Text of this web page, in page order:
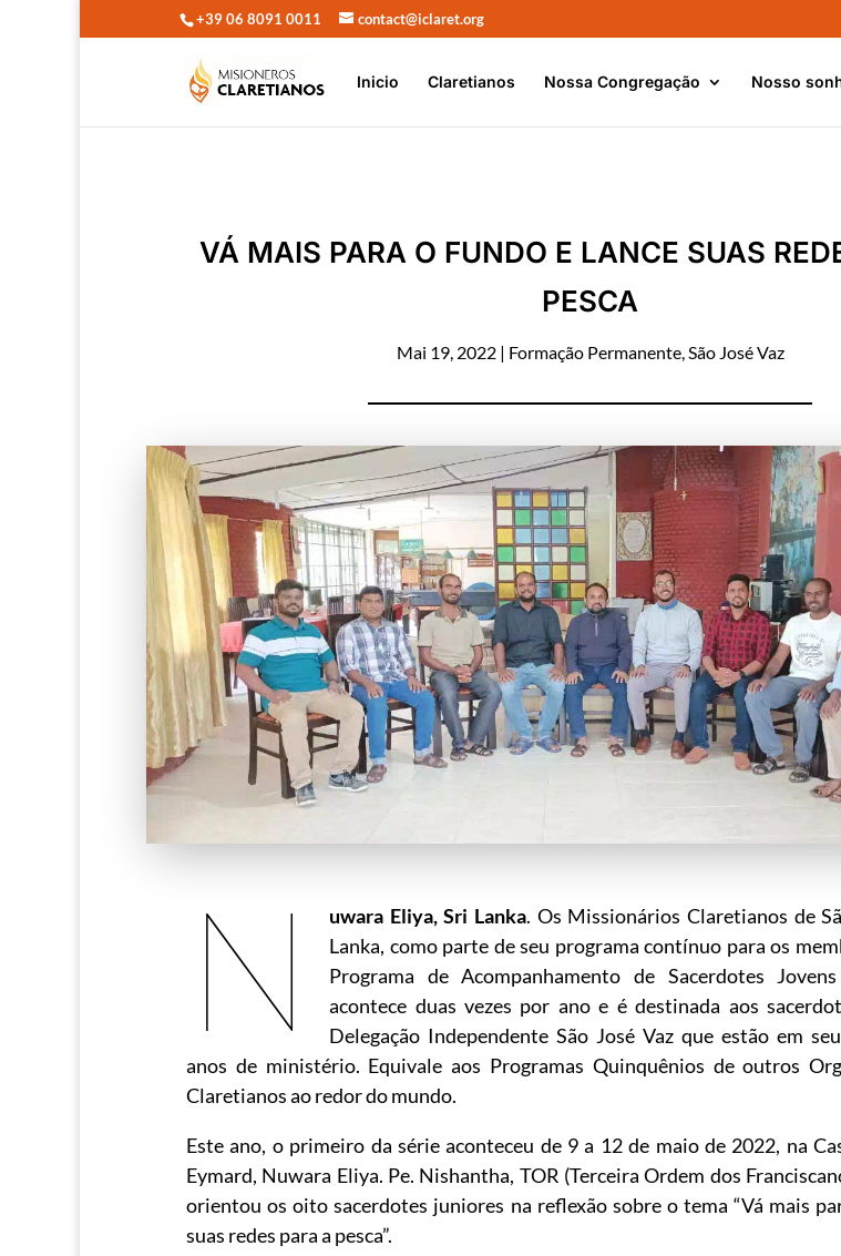
+39 06 8091 0011 contact@iclaret.org
Inicio Claretianos Nossa Congregação Nosso
VÁ MAIS PARA O FUNDO E LANCE SUAS
PESCA
Mai 19, 2022| Formação Permanente,São José Vaz
N uwara Eliya, Sri Lanka. Os Missionários Claretianos de
Lanka, como parte de seu programa contínuo para os
Programa de Acompanhamento de Sacerdotes
acontece duas vezes por ano e é destinada aos
Delegação Independente São José Vaz que estão em
anos de ministério. Equivale aos Programas Quinquênios de outros
Claretianos ao redor do mundo.
Este ano, o primeiro da série aconteceu de 9 a 12 de maio de 2022, na
Eymard, Nuwara Eliya. Pe. Nishantha, TOR (Terceira Ordem dos
orientou os oito sacerdotes juniores na reflexão sobre o tema “Vá mais
suas redes para a pesca”.